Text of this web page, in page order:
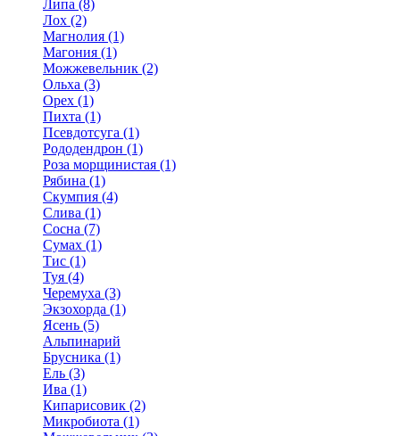
Липа (8)
Лох (2)
Магнолия (1)
Магония (1)
Можжевельник (2)
Ольха (3)
Орех (1)
Пихта (1)
Псевдотсуга (1)
Рододендрон (1)
Роза морщинистая (1)
Рябина (1)
Скумпия (4)
Слива (1)
Сосна (7)
Сумах (1)
Тис (1)
Туя (4)
Черемуха (3)
Экзохорда (1)
Ясень (5)
Альпинарий
Брусника (1)
Ель (3)
Ива (1)
Кипарисовик (2)
Микробиота (1)